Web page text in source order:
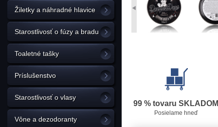
Žiletky a náhradné hlavice
Starostlivosť o fúzy a bradu
Toaletné tašky
Príslušenstvo
Starostlivosť o vlasy
Vône a dezodoranty
99 % tovaru SKLADOM
Posielame hneď